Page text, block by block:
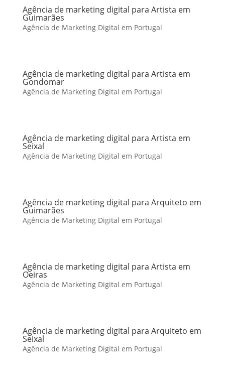
Agência de marketing digital para Artista em
Guimarães
Agência de Marketing Digital em Portugal
Agência de marketing digital para Artista em
Gondomar
Agência de Marketing Digital em Portugal
Agência de marketing digital para Artista em
Seixal
Agência de Marketing Digital em Portugal
Agência de marketing digital para Arquiteto em
Guimarães
Agência de Marketing Digital em Portugal
Agência de marketing digital para Artista em
Oeiras
Agência de Marketing Digital em Portugal
Agência de marketing digital para Arquiteto em
Seixal
Agência de Marketing Digital em Portugal